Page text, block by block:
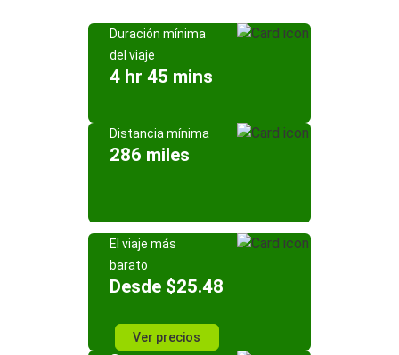
Duración mínima
del viaje
4 hr 45 mins
Distancia mínima
286 miles
El viaje más
barato
Desde $25.48
Ver precios